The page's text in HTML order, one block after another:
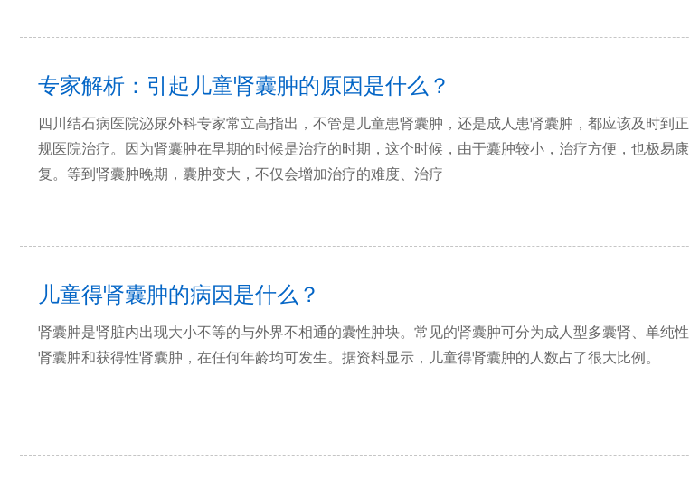
专家解析：引起儿童肾囊肿的原因是什么？
四川结石病医院泌尿外科专家常立高指出，不管是儿童患肾囊肿，还是成人患肾囊肿，都应该及时到正
规医院治疗。因为肾囊肿在早期的时候是治疗的时期，这个时候，由于囊肿较小，治疗方便，也极易康
复。等到肾囊肿晚期，囊肿变大，不仅会增加治疗的难度、治疗
儿童得肾囊肿的病因是什么？
肾囊肿是肾脏内出现大小不等的与外界不相通的囊性肿块。常见的肾囊肿可分为成人型多囊肾、单纯性
肾囊肿和获得性肾囊肿，在任何年龄均可发生。据资料显示，儿童得肾囊肿的人数占了很大比例。